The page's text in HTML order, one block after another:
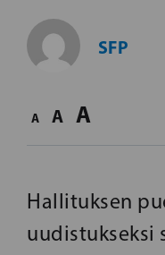
SFP
A A A
Hallituksen
uudistukseksi